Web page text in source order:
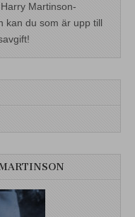
Martinson-
kan du som är upp till